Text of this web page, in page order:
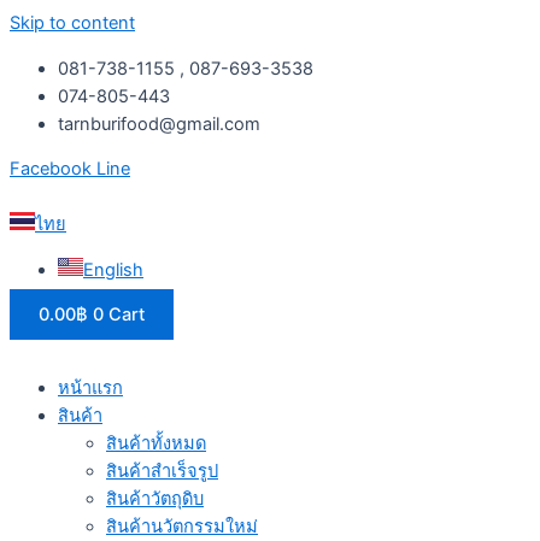
Skip to content
081-738-1155 , 087-693-3538
074-805-443
tarnburifood@gmail.com
Facebook Line
ไทย
English
0.00฿ 0 Cart
หน้าแรก
สินค้า
สินค้าทั้งหมด
สินค้าสำเร็จรูป
สินค้าวัตถุดิบ
สินค้านวัตกรรมใหม่